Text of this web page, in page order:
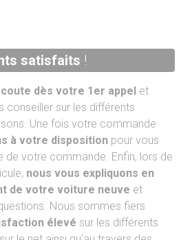
satisfaits !
dès votre 1er appelet
conseiller sur les différents
Une fois votre commande
à votre dispositionpour vous
de votre commande. Enfin, lors de
nous vous expliquons en
de votre voiture neuve et
Nous sommes fiers
élevé sur les différents